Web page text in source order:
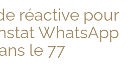
réactive pour
WhatsApp
le 77